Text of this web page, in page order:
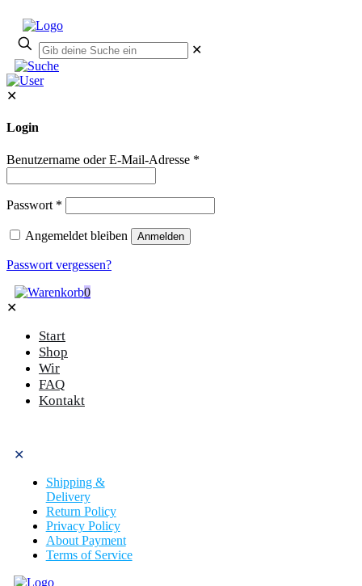
✕
✕
Login
Benutzername oder E-Mail-Adresse *
Passwort *
Angemeldet bleiben Anmelden
Passwort vergessen?
0
✕
Start
Shop
Wir
FAQ
Kontakt
✕
Shipping &
Delivery
Return Policy
Privacy Policy
About Payment
Terms of Service